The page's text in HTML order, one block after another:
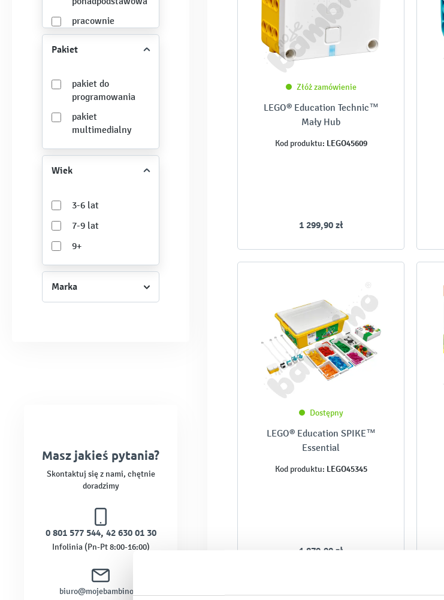
pracownie
przyrodnicze
specjalne
edukacyjne
uczeń zdolny
świetlica
Pakiet
pakiet do
programowania
pakiet
multimedialny
Wiek
3-6 lat
7-9 lat
9+
Marka
Masz jakieś pytania?
Skontaktuj się z nami, chętnie
doradzimy
0 801 577 544, 42 630 01 30
Infolinia (Pn-Pt 8:00-16:00)
biuro@mojebambino.pl
Złóż zamówienie
LEGO® Education Technic™
Mały Hub
Kod produktu: LEGO45609
1 299,90 zł
Dostępny
LEGO® Education SPIKE™
Essential
Kod produktu: LEGO45345
1 879,90 zł